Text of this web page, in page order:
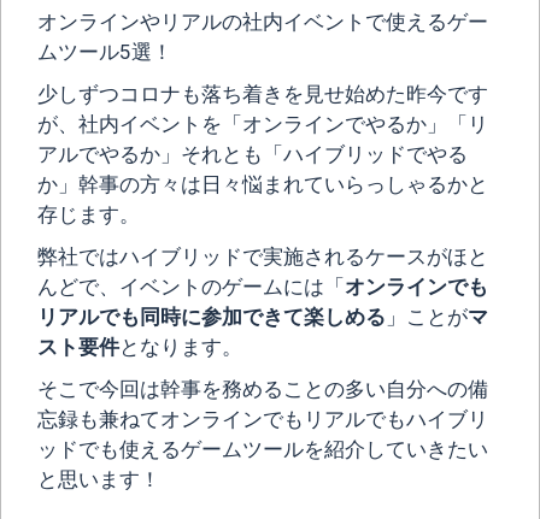
オンラインやリアルの社内イベントで使えるゲー
ムツール5選！
少しずつコロナも落ち着きを見せ始めた昨今です
が、社内イベントを「オンラインでやるか」「リ
アルでやるか」それとも「ハイブリッドでやる
か」幹事の方々は日々悩まれていらっしゃるかと
存じます。
弊社ではハイブリッドで実施されるケースがほと
んどで、イベントのゲームには「オンラインでも
リアルでも同時に参加できて楽しめる 」ことがマ
スト要件となります。
そこで今回は幹事を務めることの多い自分への備
忘録も兼ねてオンラインでもリアルでもハイブリ
ッドでも使えるゲームツールを紹介していきたい
と思います！